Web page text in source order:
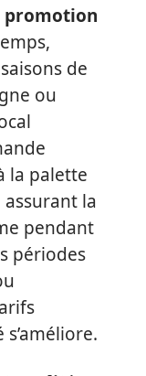
promotion
de
ou
la palette
la
pendant
périodes